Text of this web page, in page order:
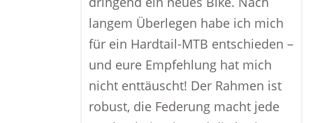
langem Überlegen habe ich mich
für ein Hardtail-MTB entschieden –
und eure Empfehlung hat mich
nicht enttäuscht! Der Rahmen ist
robust, die Federung macht jede